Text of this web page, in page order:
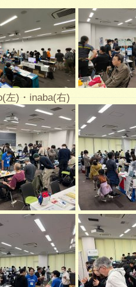
左)・inaba(右)